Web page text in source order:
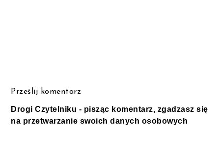
Prześlij komentarz
Drogi Czytelniku - pisząc komentarz, zgadzasz się
na przetwarzanie swoich danych osobowych